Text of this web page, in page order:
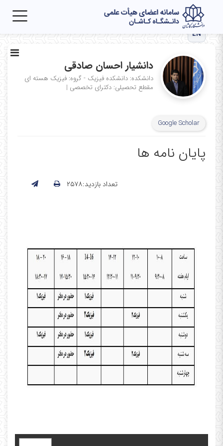
EN
دانشیار احسان صادقی
دانشکده: دانشکده فیزیک - گروه: فیزیک هسته ای
مقطع تحصیلی: دکترای تخصصی |
Google Scholar
پایان نامه ها
تعداد بازدید:۲۵۷۸